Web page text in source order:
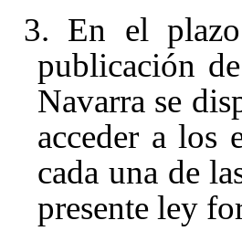
3. En el
publicación
Navarra se
acceder a los
cada una de
presente ley